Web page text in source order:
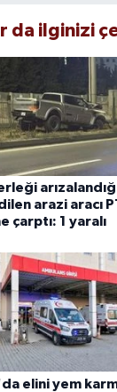
da ilginizi
arazi aracı
çarptı: 1 yaralı
elini yem